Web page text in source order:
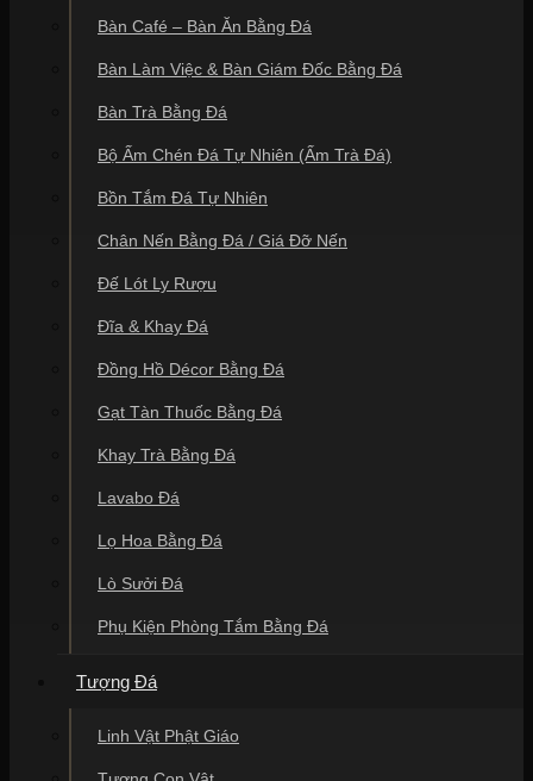
Bàn Café – Bàn Ăn Bằng Đá
Bàn Làm Việc & Bàn Giám Đốc Bằng Đá
Bàn Trà Bằng Đá
Bộ Ấm Chén Đá Tự Nhiên (Ấm Trà Đá)
Bồn Tắm Đá Tự Nhiên
Chân Nến Bằng Đá / Giá Đỡ Nến
Đế Lót Ly Rượu
Đĩa & Khay Đá
Đồng Hồ Décor Bằng Đá
Gạt Tàn Thuốc Bằng Đá
Khay Trà Bằng Đá
Lavabo Đá
Lọ Hoa Bằng Đá
Lò Sưởi Đá
Phụ Kiện Phòng Tắm Bằng Đá
Tượng Đá
Linh Vật Phật Giáo